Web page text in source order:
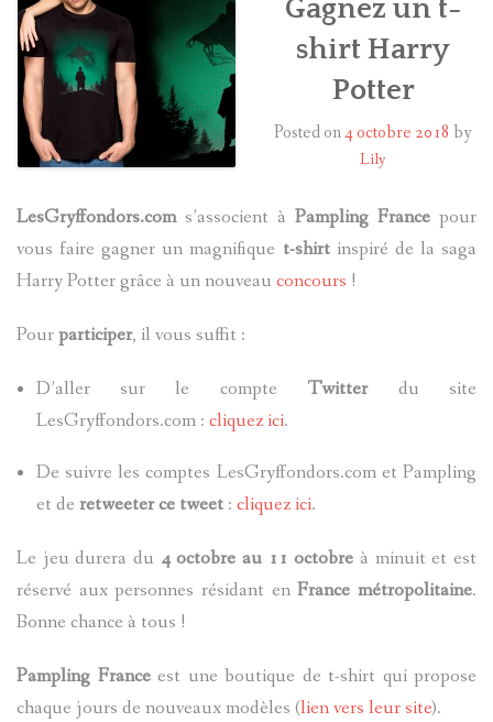
HARRY POTTER
LES ACTEURS
J.K. ROWLING
PRODUITS DÉRIVÉS
A PROPOS
Gagnez un t-
shirt Harry
Potter
Posted on4 octobre 2018 by
Lily
LesGryffondors.coms’associent à Pampling France pour
vous faire gagner un magnifique t-shirtinspiré de la saga
Harry Potter grâce à un nouveau concours !
Pourparticiper, il vous suffit :
D’aller sur le compte Twitterdu site
LesGryffondors.com : cliquez ici.
De suivre les comptes LesGryffondors.com et Pampling
et de retweeter ce tweet: cliquez ici.
Le jeu durera du 4 octobre au 11 octobreà minuit et est
réservé aux personnes résidant enFrance métropolitaine.
Bonne chance à tous !
Pampling Franceest une boutique de t-shirt qui propose
chaque jours de nouveaux modèles (lien vers leur site).